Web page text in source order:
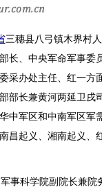
三穗县八弓镇木界村
长、中央军命军事委
采办处主任、红一方
部长兼黄河两延卫戌
中军区和中南军区军
昌起义、湘南起义、
事科学院副院长兼院